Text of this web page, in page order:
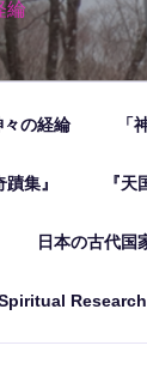
綸
々の経綸 「
集』 『天
日本の古代国
Research